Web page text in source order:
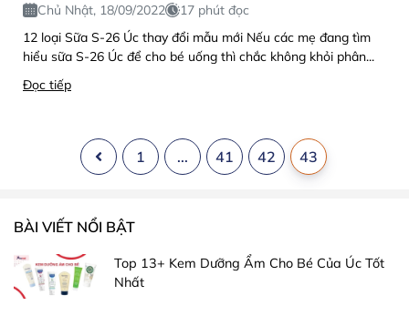
Chủ Nhật, 18/09/2022
17 phút đọc
12 loại Sữa S-26 Úc thay đổi mẫu mới Nếu các mẹ đang tìm
hiểu sữa S-26 Úc để cho bé uống thì chắc không khỏi phân...
Đọc tiếp
1 ... 41 42 43
BÀI VIẾT NỔI BẬT
Top 13+ Kem Dưỡng Ẩm Cho Bé Của Úc Tốt
Nhất